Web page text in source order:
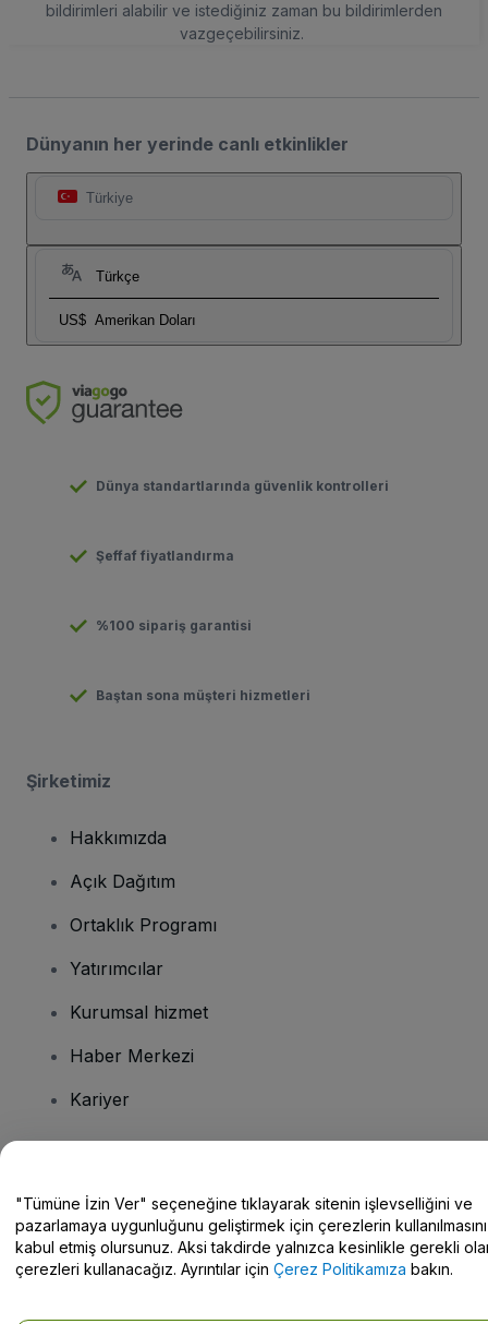
bildirimleri alabilir ve istediğiniz zaman bu bildirimlerden
vazgeçebilirsiniz.
Dünyanın her yerinde canlı etkinlikler
Türkiye
Türkçe
US$ Amerikan Doları
Dünya standartlarında güvenlik kontrolleri
Şeffaf fiyatlandırma
%100 sipariş garantisi
Baştan sona müşteri hizmetleri
Şirketimiz
Hakkımızda
Açık Dağıtım
Ortaklık Programı
Yatırımcılar
Kurumsal hizmet
Haber Merkezi
Kariyer
Yardım Merkezi / Bize Ulaşın
"Tümüne İzin Ver" seçeneğine tıklayarak sitenin işlevselliğini ve
pazarlamaya uygunluğunu geliştirmek için çerezlerin kullanılmasını
kabul etmiş olursunuz. Aksi takdirde yalnızca kesinlikle gerekli
çerezleri kullanacağız. Ayrıntılar için Çerez Politikamıza bakın.